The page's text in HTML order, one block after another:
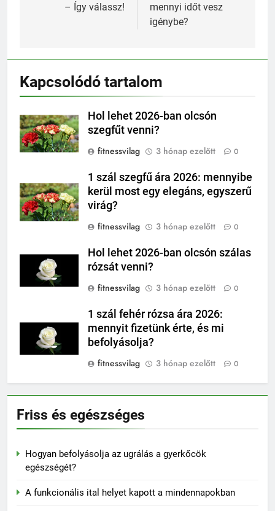
– Így válassz!
mennyi időt vesz
igénybe?
Kapcsolódó tartalom
Hol lehet 2026-ban olcsón
szegfűt venni?
fitnessvilag
3 hónap ezelőtt 0
1 szál szegfű ára 2026: mennyibe
kerül most egy elegáns, egyszerű
virág?
fitnessvilag
3 hónap ezelőtt 0
Hol lehet 2026-ban olcsón szálas
rózsát venni?
fitnessvilag
3 hónap ezelőtt 0
1 szál fehér rózsa ára 2026:
mennyit fizetünk érte, és mi
befolyásolja?
fitnessvilag
3 hónap ezelőtt 0
Friss és egészséges
Hogyan befolyásolja az ugrálás a gyerkőcök
egészségét?
A funkcionális ital helyet kapott a mindennapokban